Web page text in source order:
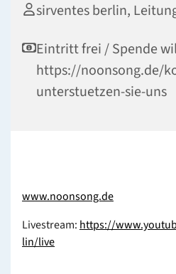
sirventes berlin,
Eintritt frei / Spende
https://noonsong.de/
unterstuetzen-sie-uns
www.noonsong.de
Livestream: https://
lin/live